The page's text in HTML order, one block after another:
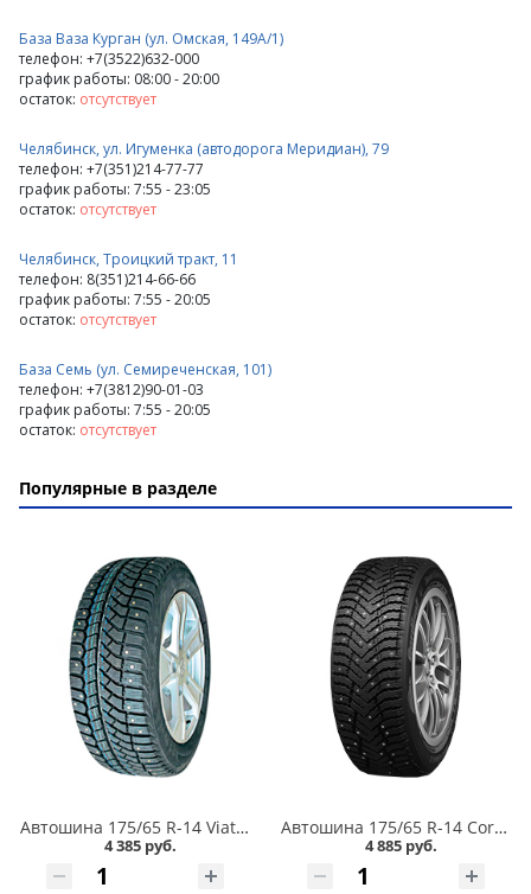
База Ваза Курган (ул. Омская, 149А/1)
телефон: +7(3522)632-000
график работы: 08:00 - 20:00
остаток: отсутствует
Челябинск, ул. Игуменка (автодорога Меридиан), 79
телефон: +7(351)214-77-77
график работы: 7:55 - 23:05
остаток: отсутствует
Челябинск, Троицкий тракт, 11
телефон: 8(351)214-66-66
график работы: 7:55 - 20:05
остаток: отсутствует
База Семь (ул. Семиреченская, 101)
телефон: +7(3812)90-01-03
график работы: 7:55 - 20:05
остаток: отсутствует
Популярные в разделе
Автошина 175/65 R-14 Viatti Brina Nordico V-522 82T шип в Омске
4 385 руб.
Автошина 175/65 R-14 Cordiant Snow Cross 2 86T шип в Омске
4 885 руб.